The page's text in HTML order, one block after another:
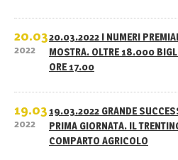
20.03
2022
20.03.2022 I NUMERI
MOSTRA. OLTRE 18.000
ORE 17.00
19.03
2022
19.03.2022 GRANDE
PRIMA GIORNATA. IL
COMPARTO AGRICOLO